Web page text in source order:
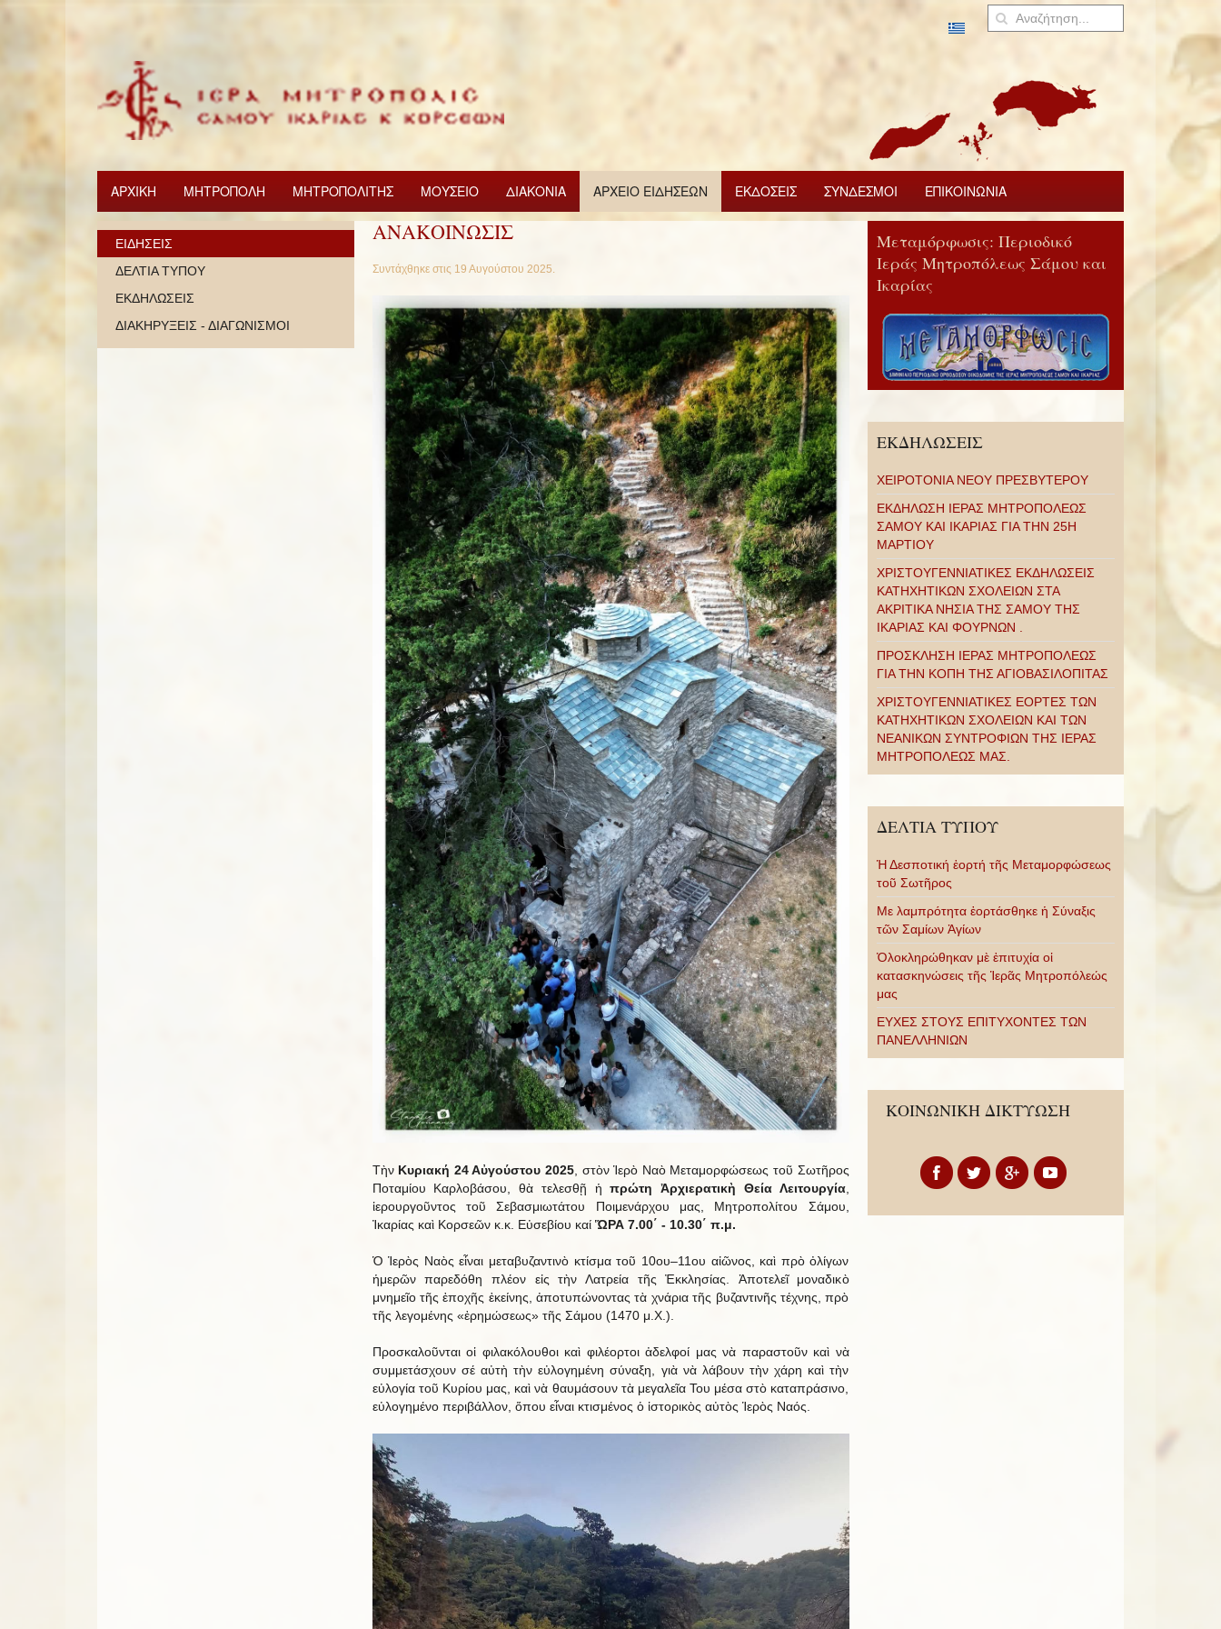
ΑΡΧΙΚΗ ΜΗΤΡΟΠΟΛΗ ΜΗΤΡΟΠΟΛΙΤΗΣ ΜΟΥΣΕΙΟ ΔΙΑΚΟΝΙΑ ΑΡΧΕΙΟ ΕΙΔΗΣΕΩΝ ΕΚΔΟΣΕΙΣ ΣΥΝΔΕΣΜΟΙ ΕΠΙΚΟΙΝΩΝΙΑ
ΑΝΑΚΟΙΝΩΣΙΣ
Συντάχθηκε στις 19 Αυγούστου 2025.
Τὴν Κυριακή 24 Αὐγούστου 2025, στὸν Ἱερὸ Ναὸ Μεταμορφώσεως τοῦ Σωτῆρος
Ποταμίου Καρλοβάσου, θὰ τελεσθῇ ἡπρώτη Ἀρχιερατικὴ Θεία Λειτουργία,
ἱερουργοῦντος τοῦ Σεβασμιωτάτου Ποιμενάρχου μας, Μητροπολίτου Σάμου,
Ἰκαρίας καὶ Κορσεῶν κ.κ. Εὐσεβίου καί ὭΡΑ 7.00΄ - 10.30΄ π.μ.
Ὁ Ἱερὸς Ναὸς εἶναι μεταβυζαντινὸ κτίσμα τοῦ 10ου–11ου αἰῶνος, καὶ πρὸ ὀλίγων
ἡμερῶν παρεδόθη πλέον εἰς τὴν Λατρεία τῆς Ἐκκλησίας. Ἀποτελεῖ μοναδικὸ
μνημεῖο τῆς ἐποχῆς ἐκείνης, ἀποτυπώνοντας τὰ χνάρια τῆς βυζαντινῆς τέχνης, πρὸ
τῆς λεγομένης «ἐρημώσεως» τῆς Σάμου (1470 μ.Χ.).
Προσκαλοῦνται οἱ φιλακόλουθοι καὶ φιλέορτοι ἀδελφοί μας νὰ παραστοῦν καὶ νὰ
συμμετάσχουν σέ αὐτὴ τὴν εὐλογημένη σύναξη, γιὰ νὰ λάβουν τὴν χάρη καὶ τὴν
εὐλογία τοῦ Κυρίου μας, καὶ νὰ θαυμάσουν τὰ μεγαλεῖα Του μέσα στὸ καταπράσινο,
εὐλογημένο περιβάλλον, ὅπου εἶναι κτισμένος ὁ ἱστορικὸς αὐτὸς Ἱερὸς Ναός.
ΕΙΔΗΣΕΙΣ
ΔΕΛΤΙΑ ΤΥΠΟΥ
ΕΚΔΗΛΩΣΕΙΣ
ΔΙΑΚΗΡΥΞΕΙΣ - ΔΙΑΓΩΝΙΣΜΟΙ
Μεταμόρφωσις: Περιοδικό
Ιεράς Μητροπόλεως Σάμου και
Ικαρίας
ΕΚΔΗΛΩΣΕΙΣ
ΧΕΙΡΟΤΟΝΙΑ ΝΕΟΥ ΠΡΕΣΒΥΤΕΡΟΥ
ΕΚΔΗΛΩΣΗ ΙΕΡΑΣ ΜΗΤΡΟΠΟΛΕΩΣ
ΣΑΜΟΥ ΚΑΙ ΙΚΑΡΙΑΣ ΓΙΑ ΤΗΝ 25Η
ΜΑΡΤΙΟΥ
ΧΡΙΣΤΟΥΓΕΝΝΙΑΤΙΚΕΣ ΕΚΔΗΛΩΣΕΙΣ
ΚΑΤΗΧΗΤΙΚΩΝ ΣΧΟΛΕΙΩΝ ΣΤΑ
ΑΚΡΙΤΙΚΑ ΝΗΣΙΑ ΤΗΣ ΣΑΜΟΥ ΤΗΣ
ΙΚΑΡΙΑΣ ΚΑΙ ΦΟΥΡΝΩΝ .
ΠΡΟΣΚΛΗΣΗ ΙΕΡΑΣ ΜΗΤΡΟΠΟΛΕΩΣ
ΓΙΑ ΤΗΝ ΚΟΠΗ ΤΗΣ ΑΓΙΟΒΑΣΙΛΟΠΙΤΑΣ
ΧΡΙΣΤΟΥΓΕΝΝΙΑΤΙΚΕΣ ΕΟΡΤΕΣ ΤΩΝ
ΚΑΤΗΧΗΤΙΚΩΝ ΣΧΟΛΕΙΩΝ ΚΑΙ ΤΩΝ
ΝΕΑΝΙΚΩΝ ΣΥΝΤΡΟΦΙΩΝ ΤΗΣ ΙΕΡΑΣ
ΜΗΤΡΟΠΟΛΕΩΣ ΜΑΣ.
ΔΕΛΤΙΑ ΤΥΠΟΥ
Ἡ Δεσποτική ἑορτή τῆς Μεταμορφώσεως
τοῦ Σωτῆρος
Με λαμπρότητα ἑορτάσθηκε ἡ Σύναξις
τῶν Σαμίων Ἁγίων
Ὁλοκληρώθηκαν μὲ ἐπιτυχία οἱ
κατασκηνώσεις τῆς Ἱερᾶς Μητροπόλεώς
μας
ΕΥΧΕΣ ΣΤΟΥΣ ΕΠΙΤΥΧΟΝΤΕΣ ΤΩΝ
ΠΑΝΕΛΛΗΝΙΩΝ
ΚΟΙΝΩΝΙΚΗ ΔΙΚΤΥΩΣΗ